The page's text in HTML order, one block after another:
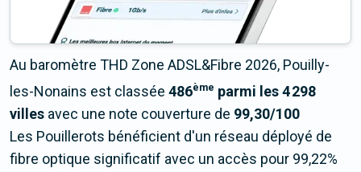
Au baromètre THD Zone ADSL&Fibre 2026, Pouilly-
les-Nonains est classée 486ème parmi les 4 298
villes avec une note couverture de 99,30/100
Les Pouillerots bénéficient d'un réseau déployé de
fibre optique significatif avec un accès pour 99,22%